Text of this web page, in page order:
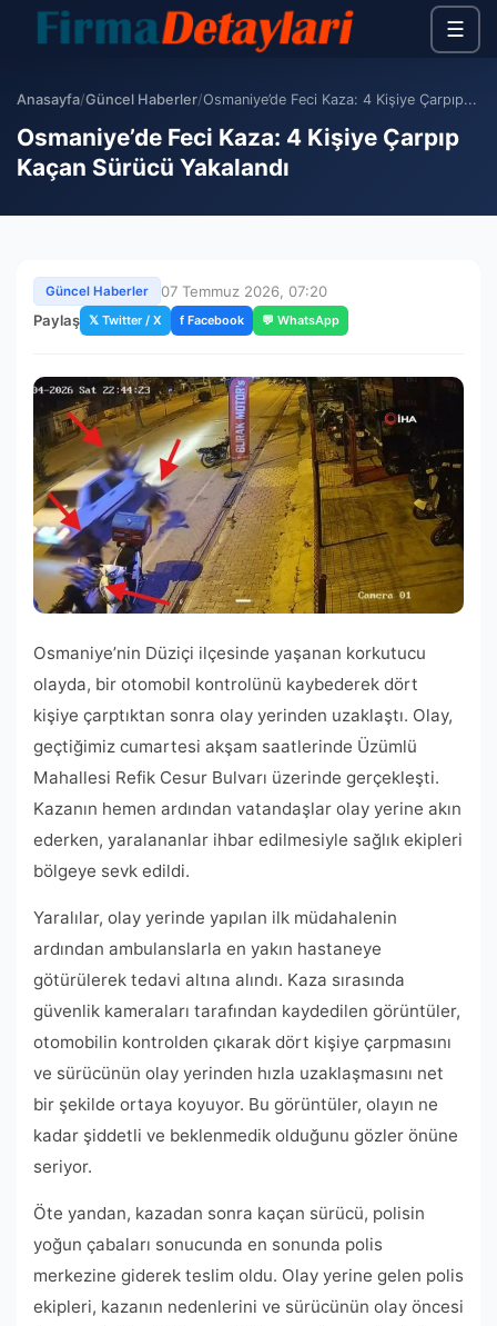
☰
Anasayfa/Güncel Haberler/Osmaniye’de Feci Kaza: 4 Kişiye Çarpıp...
Osmaniye’de Feci Kaza: 4 Kişiye Çarpıp
Kaçan Sürücü Yakalandı
Güncel Haberler
07 Temmuz 2026, 07:20
Paylaş 𝕏 Twitter / X f Facebook 💬 WhatsApp
Osmaniye’nin Düziçi ilçesinde yaşanan korkutucu
olayda, bir otomobil kontrolünü kaybederek dört
kişiye çarptıktan sonra olay yerinden uzaklaştı. Olay,
geçtiğimiz cumartesi akşam saatlerinde Üzümlü
Mahallesi Refik Cesur Bulvarı üzerinde gerçekleşti.
Kazanın hemen ardından vatandaşlar olay yerine akın
ederken, yaralananlar ihbar edilmesiyle sağlık ekipleri
bölgeye sevk edildi.
Yaralılar, olay yerinde yapılan ilk müdahalenin
ardından ambulanslarla en yakın hastaneye
götürülerek tedavi altına alındı. Kaza sırasında
güvenlik kameraları tarafından kaydedilen görüntüler,
otomobilin kontrolden çıkarak dört kişiye çarpmasını
ve sürücünün olay yerinden hızla uzaklaşmasını net
bir şekilde ortaya koyuyor. Bu görüntüler, olayın ne
kadar şiddetli ve beklenmedik olduğunu gözler önüne
seriyor.
Öte yandan, kazadan sonra kaçan sürücü, polisin
yoğun çabaları sonucunda en sonunda polis
merkezine giderek teslim oldu. Olay yerine gelen polis
ekipleri, kazanın nedenlerini ve sürücünün olay öncesi